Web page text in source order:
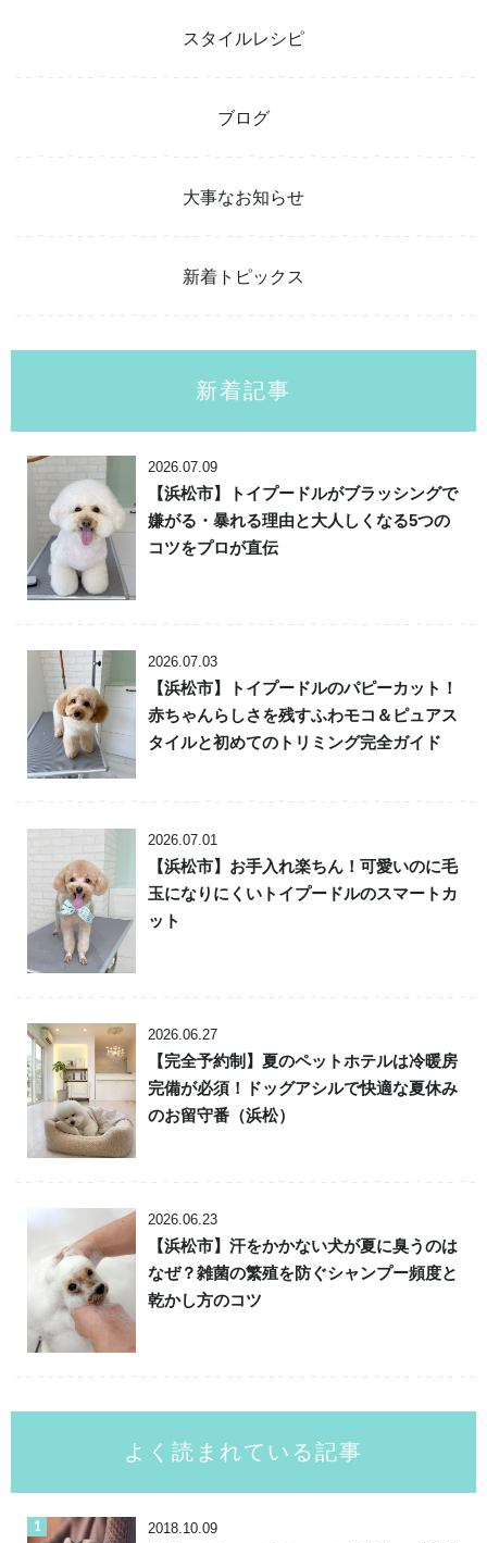
スタイルレシピ
ブログ
大事なお知らせ
新着トピックス
新着記事
2026.07.09
【浜松市】トイプードルがブラッシングで
嫌がる・暴れる理由と大人しくなる5つの
コツをプロが直伝
2026.07.03
【浜松市】トイプードルのパピーカット！
赤ちゃんらしさを残すふわモコ＆ピュアス
タイルと初めてのトリミング完全ガイド
2026.07.01
【浜松市】お手入れ楽ちん！可愛いのに毛
玉になりにくいトイプードルのスマートカ
ット
2026.06.27
【完全予約制】夏のペットホテルは冷暖房
完備が必須！ドッグアシルで快適な夏休み
のお留守番（浜松）
2026.06.23
【浜松市】汗をかかない犬が夏に臭うのは
なぜ？雑菌の繁殖を防ぐシャンプー頻度と
乾かし方のコツ
よく読まれている記事
2018.10.09